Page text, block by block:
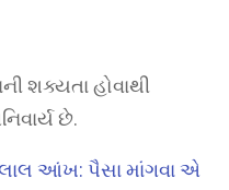
શક્યતા હોવાથી
છે.
લાલ આંખ: પૈસા માંગવા એ